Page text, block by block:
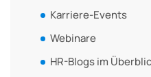
Karriere-Events
Webinare
HR-Blogs im